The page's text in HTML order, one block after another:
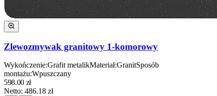
Zlewozmywak granitowy 1-komorowy
Wykończenie:Grafit metalikMateriał:GranitSposób
montażu:Wpuszczany
598.00 zł
Netto: 486.18 zł